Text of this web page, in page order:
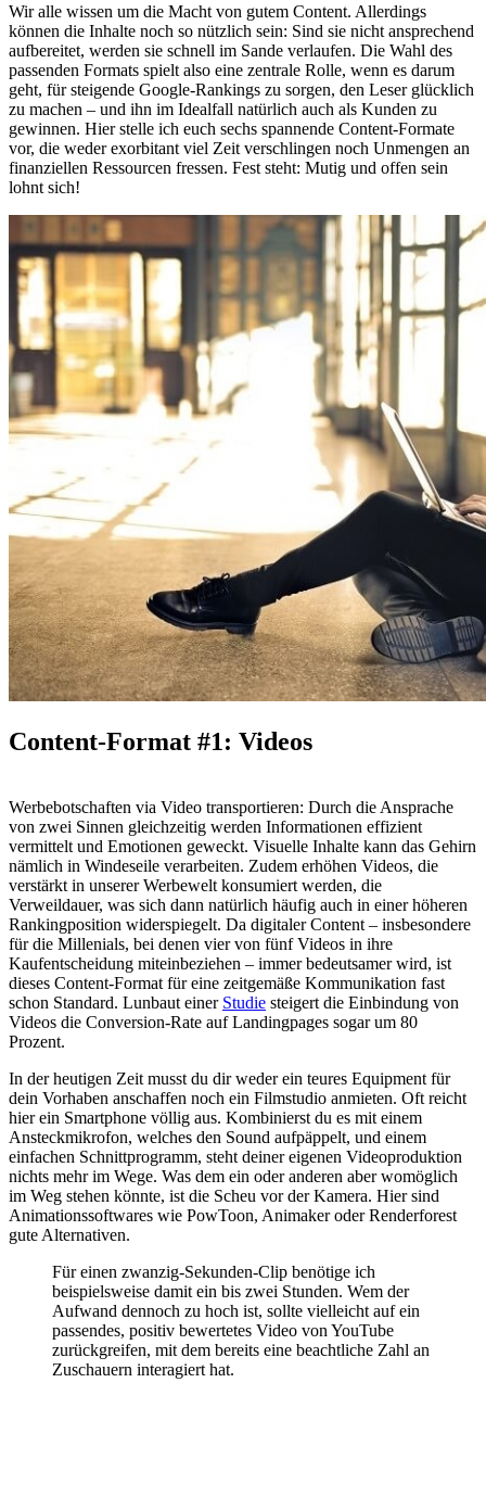
Wir alle wissen um die Macht von gutem Content. Allerdings
können die Inhalte noch so nützlich sein: Sind sie nicht ansprechend
aufbereitet, werden sie schnell im Sande verlaufen. Die Wahl des
passenden Formats spielt also eine zentrale Rolle, wenn es darum
geht, für steigende Google-Rankings zu sorgen, den Leser glücklich
zu machen – und ihn im Idealfall natürlich auch als Kunden zu
gewinnen. Hier stelle ich euch sechs spannende Content-Formate
vor, die weder exorbitant viel Zeit verschlingen noch Unmengen an
finanziellen Ressourcen fressen. Fest steht: Mutig und offen sein
lohnt sich!
Content-Format #1: Videos
Werbebotschaften via Video transportieren: Durch die Ansprache
von zwei Sinnen gleichzeitig werden Informationen effizient
vermittelt und Emotionen geweckt. Visuelle Inhalte kann das Gehirn
nämlich in Windeseile verarbeiten. Zudem erhöhen Videos, die
verstärkt in unserer Werbewelt konsumiert werden, die
Verweildauer, was sich dann natürlich häufig auch in einer höheren
Rankingposition widerspiegelt. Da digitaler Content – insbesondere
für die Millenials, bei denen vier von fünf Videos in ihre
Kaufentscheidung miteinbeziehen – immer bedeutsamer wird, ist
dieses Content-Format für eine zeitgemäße Kommunikation fast
schon Standard. Lunbaut einer Studie steigert die Einbindung von
Videos die Conversion-Rate auf Landingpages sogar um 80
Prozent.
In der heutigen Zeit musst du dir weder ein teures Equipment für
dein Vorhaben anschaffen noch ein Filmstudio anmieten. Oft reicht
hier ein Smartphone völlig aus. Kombinierst du es mit einem
Ansteckmikrofon, welches den Sound aufpäppelt, und einem
einfachen Schnittprogramm, steht deiner eigenen Videoproduktion
nichts mehr im Wege. Was dem ein oder anderen aber womöglich
im Weg stehen könnte, ist die Scheu vor der Kamera. Hier sind
Animationssoftwares wie PowToon, Animaker oder Renderforest
gute Alternativen.
Für einen zwanzig-Sekunden-Clip benötige ich
beispielsweise damit ein bis zwei Stunden. Wem der
Aufwand dennoch zu hoch ist, sollte vielleicht auf ein
passendes, positiv bewertetes Video von YouTube
zurückgreifen, mit dem bereits eine beachtliche Zahl an
Zuschauern interagiert hat.